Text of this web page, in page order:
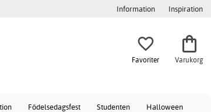
Information Inspiration
Favoriter Varukorg
Födelsedagsfest Studenten Halloween